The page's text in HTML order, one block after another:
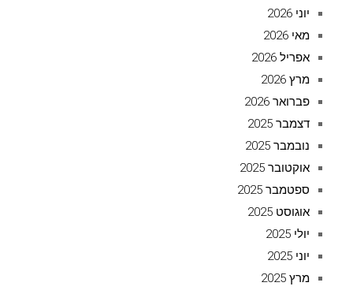
יוני 2026
מאי 2026
אפריל 2026
מרץ 2026
פברואר 2026
דצמבר 2025
נובמבר 2025
אוקטובר 2025
ספטמבר 2025
אוגוסט 2025
יולי 2025
יוני 2025
מרץ 2025